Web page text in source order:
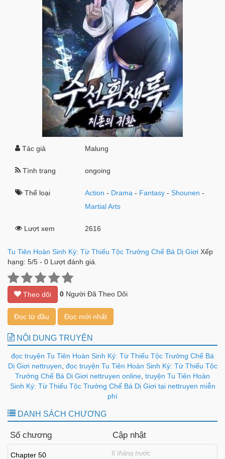
Tác giả Malung
Tình trạng ongoing
Thể loại Action - Drama - Fantasy -Shounen -
Martial Arts
Lượt xem 2616
Tu Tiên Hoàn Sinh Ký: Từ Thiếu Tộc Trưởng Chế Bá Dị Giơi Xếp
hạng: 5/5 - 0 Lượt đánh giá.
Theo dõi 0 Người Đã Theo Dõi
Đọc từ đầu Đọc mới nhất
NỘI DUNG TRUYỆN
đọc truyện Tu Tiên Hoàn Sinh Ký: Từ Thiếu Tộc Trưởng Chế Bá
Dị Giơi nettruyen đọc truyện Tu Tiên Hoàn Sinh Ký: Từ Thiếu Tộc
Trưởng Chế Bá Dị Giơi nettruyen online truyện Tu Tiên Hoàn
Sinh Ký: Từ Thiếu Tộc Trưởng Chế Bá Dị Giơi tại nettruyen miễn
phí
DANH SÁCH CHƯƠNG
Số chương Cập nhật
Chapter 50 6 tháng trước